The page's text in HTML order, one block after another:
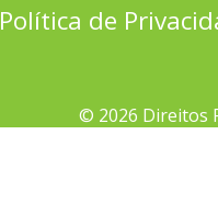
Política de
© 2026 Direitos